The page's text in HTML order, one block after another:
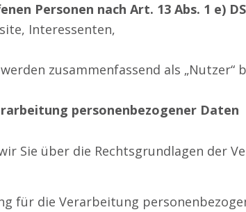
Personen nach Art. 13 Abs. 1 e)
Interessenten,
zusammenfassend als „Nutzer“
personenbezogener Daten
Sie über die Rechtsgrundlagen der
für die Verarbeitung